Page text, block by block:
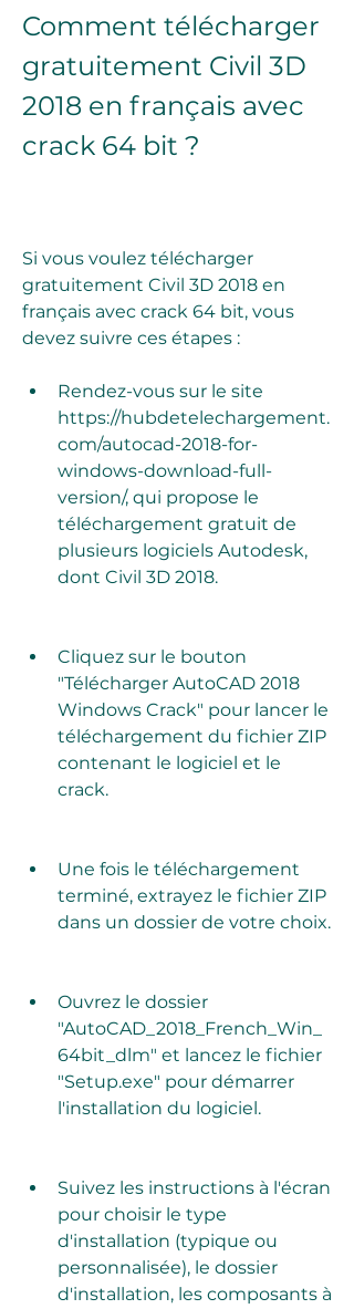
Comment télécharger
gratuitement Civil 3D
2018 en français avec
crack 64 bit ?
Si vous voulez télécharger
gratuitement Civil 3D 2018 en
français avec crack 64 bit, vous
devez suivre ces étapes :
Rendez-vous sur le site
https://hubdetelechargement.
com/autocad-2018-for-
windows-download-full-
version/, qui propose le
téléchargement gratuit de
plusieurs logiciels Autodesk,
dont Civil 3D 2018.
Cliquez sur le bouton
"Télécharger AutoCAD 2018
Windows Crack" pour lancer le
téléchargement du fichier ZIP
contenant le logiciel et le
crack.
Une fois le téléchargement
terminé, extrayez le fichier ZIP
dans un dossier de votre choix.
Ouvrez le dossier
"AutoCAD_2018_French_Win_
64bit_dlm" et lancez le fichier
"Setup.exe" pour démarrer
l'installation du logiciel.
Suivez les instructions à l'écran
pour choisir le type
d'installation (typique ou
personnalisée), le dossier
d'installation, les composants à